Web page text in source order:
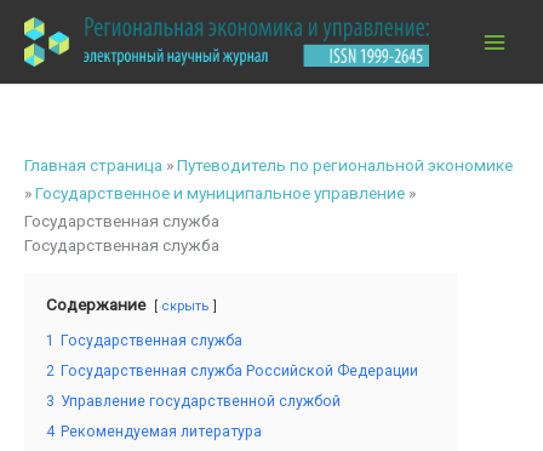
содержимому
Главная страница »Путеводитель по региональной экономике
»Государственное и муниципальное управление »
Государственная служба
Государственная служба
Содержание скрыть
1 Государственная служба
2 Государственная служба Российской Федерации
3 Управление государственной службой
4 Рекомендуемая литература